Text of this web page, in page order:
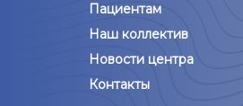
Пациентам
Наш коллектив
Новости центра
Контакты